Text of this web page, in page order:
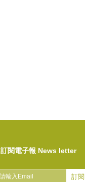
訂閱電子報 News letter
訂閱